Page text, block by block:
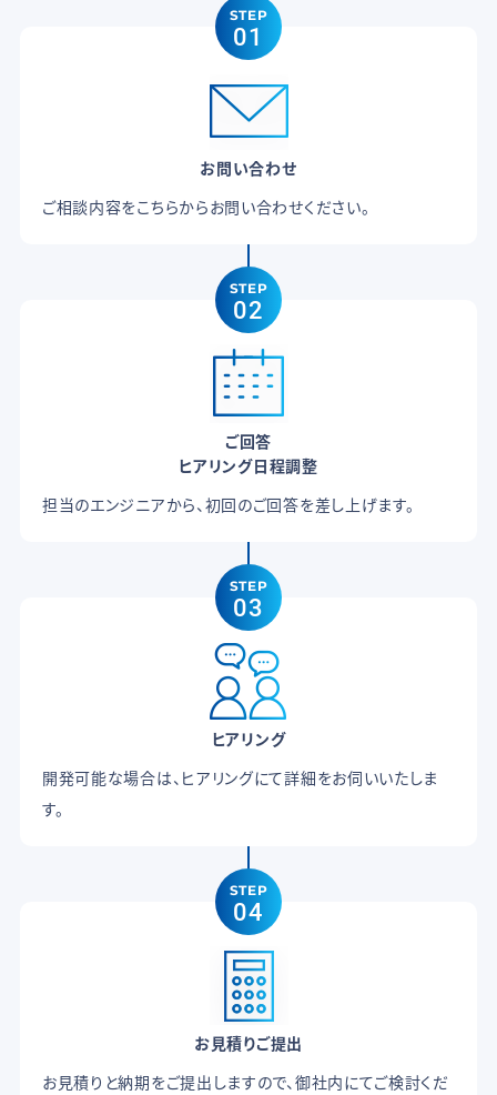
STEP
01
お問い合わせ
ご相談内容をこちらからお問い合わせください。
STEP
02
ご回答
ヒアリング日程調整
担当のエンジニアから、初回のご回答を差し上げます。
STEP
03
ヒアリング
開発可能な場合は、ヒアリングにて詳細をお伺いいたしま
す。
STEP
04
お見積りご提出
お見積りと納期をご提出しますので、御社内にてご検討くだ